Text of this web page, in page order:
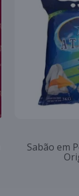
Sabão em